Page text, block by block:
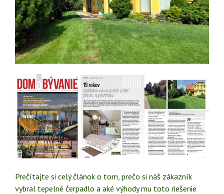
Prečítajte si celý článok o tom, prečo si náš zákazník
vybral tepelné čerpadlo a aké výhody mu toto riešenie